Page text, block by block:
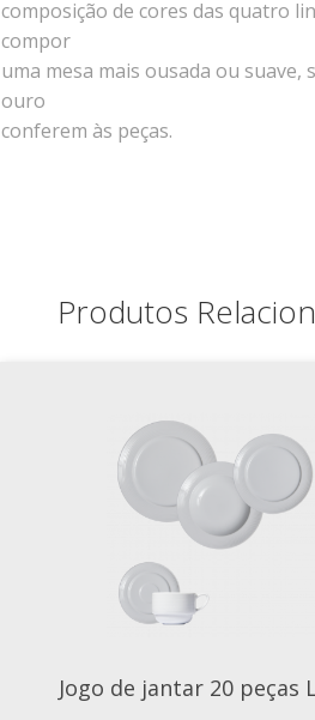
composição de cores das quatro
compor
uma mesa mais ousada ou
ouro
conferem às peças.
Produtos
Jogo de jantar 20 peças